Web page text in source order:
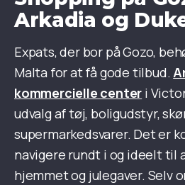
Arkadia og
Expats, der bor på Gozo,
Malta for at få gode tilbud.
kommercielle center i
udvalg af tøj, boligudstyr,
supermarkedsvarer. Det er
navigere rundt i og ideelt til
hjemmet og julegaver. Selv